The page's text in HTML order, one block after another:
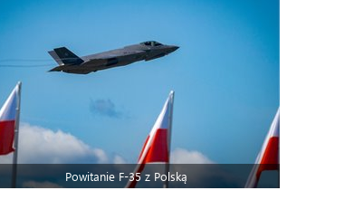
Powitanie F-35 z Polską